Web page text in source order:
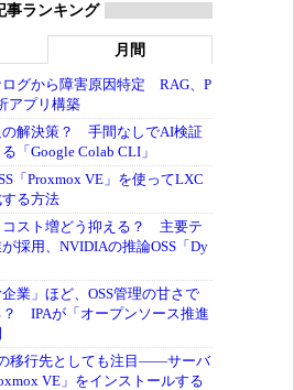
事ランキング
月間
グから障害原因特定 RAG、P
アプリ構築
の解決策？ 手間なしでAI検証
「Google Colab CLI」
「Proxmox VE」を使ってLXC
る方法
コスト増どう抑える？ 主要テ
採用、NVIDIAの推論OSS「Dy
企業」ほど、OSS管理の甘さで
？ IPAが「オープンソース推進
の移行先としても注目――サーバ
VE」をインストールする